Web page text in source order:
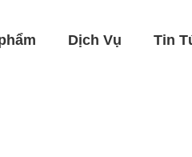
Dịch Vụ Tin